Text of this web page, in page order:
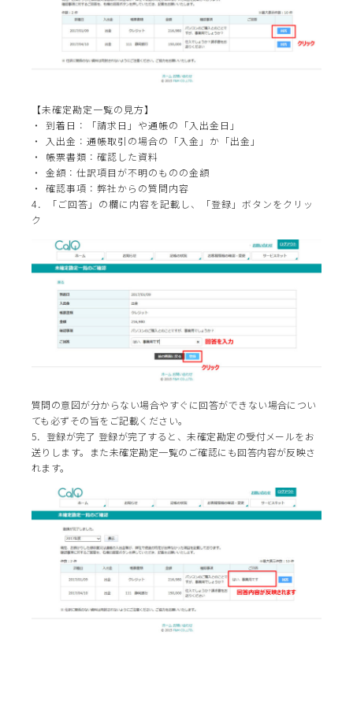
【未確定勘定一覧の見方】
到着日：「請求日」や通帳の「入出金日」
入出金：通帳取引の場合の「入金」か「出金」
帳票書類：確認した資料
金額：仕訳項目が不明のものの金額
確認事項：弊社からの質問内容
4．「ご回答」の欄に内容を記載し、「登録」ボタンをクリッ
ク
質問の意図が分からない場合やすぐに回答ができない場合につい
ても必ずその旨をご記載ください。
5．登録が完了 登録が完了すると、未確定勘定の受付メールをお
送りします。また未確定勘定一覧のご確認にも回答内容が反映さ
れます。